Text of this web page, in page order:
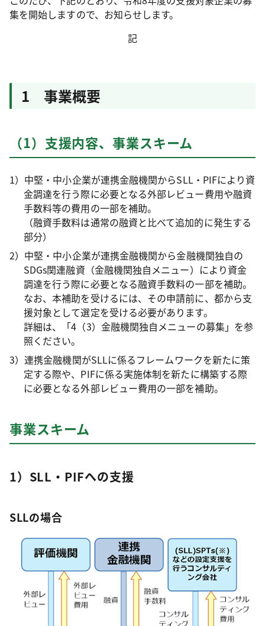
集を開始しますので、お知らせします。
記
1 事業概要
（1）支援内容、事業スキーム
1）中堅・中小企業が連携金融機関からSLL・PIFにより資
金調達を行う際に必要となる外部レビュー費用や融資
手数料等の費用の一部を補助。
（融資手数料は通常の融資と比べて追加的に発生する
部分）
2）中堅・中小企業が連携金融機関から金融機関独自の
SDGs関連融資（金融機関独自メニュー）により資金
調達を行う際に必要となる融資手数料の一部を補助。
なお、本補助を受けるには、その申請前に、都から支
援対象として選定を受ける必要があります。
詳細は、「4（3）金融機関独自メニューの募集」を参
照ください。
3）連携金融機関がSLLに係るフレームワークを新たに策
定する際や、PIFに係る実施体制を新たに構築する際
に必要となる外部レビュー費用の一部を補助。
事業スキーム
1）SLL・PIFへの支援
SLLの場合